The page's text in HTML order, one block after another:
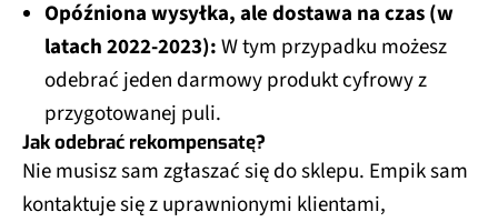
Opóźniona wysyłka, ale dostawa na czas (w
latach 2022-2023):W tym przypadku możesz
odebrać jeden darmowy produkt cyfrowy z
przygotowanej puli.
Jak odebrać rekompensatę?
Nie musisz sam zgłaszać się do sklepu. Empik sam
kontaktuje się z uprawnionymi klientami,